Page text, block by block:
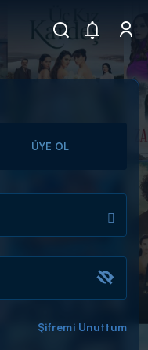
ÜYE OL
Şifremi Unuttum